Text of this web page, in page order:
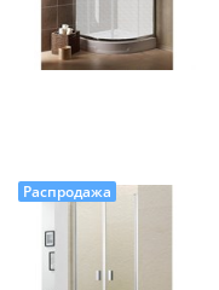
Распродажа